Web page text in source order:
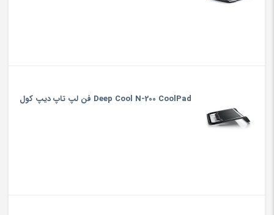
Deep Cool N-200 CoolPad فن لپ تاپ دیپ کول